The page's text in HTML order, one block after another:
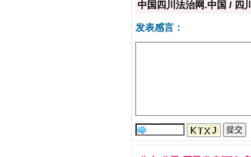
中国四川法治网.中国 / 四
发表感言：